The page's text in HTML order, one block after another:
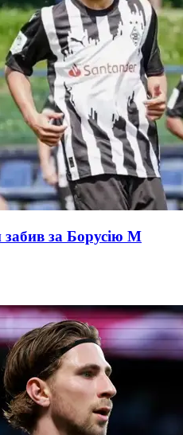
забив за Борусію М